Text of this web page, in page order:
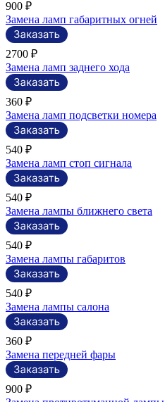
900 ₽
Замена ламп габаритных огней
2700 ₽
Замена ламп заднего хода
360 ₽
Замена ламп подсветки номера
540 ₽
Замена ламп стоп сигнала
540 ₽
Замена лампы ближнего света
540 ₽
Замена лампы габаритов
540 ₽
Замена лампы салона
360 ₽
Замена передней фары
900 ₽